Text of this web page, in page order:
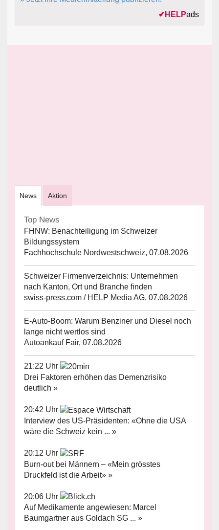
✔ HELPads
News Aktion
Top News
FHNW: Benachteiligung im Schweizer
Bildungssystem
Fachhochschule Nordwestschweiz, 07.08.2026
Schweizer Firmenverzeichnis: Unternehmen
nach Kanton, Ort und Branche finden
swiss-press.com / HELP Media AG, 07.08.2026
E-Auto-Boom: Warum Benziner und Diesel noch
lange nicht wertlos sind
Autoankauf Fair, 07.08.2026
21:22 Uhr
Drei Faktoren erhöhen das Demenzrisiko
deutlich »
20:42 Uhr
Interview des US-Präsidenten: «Ohne die USA
wäre die Schweiz kein ... »
20:12 Uhr
Burn-out bei Männern – «Mein grösstes
Druckfeld ist die Arbeit» »
20:06 Uhr
Auf Medikamente angewiesen: Marcel
Baumgartner aus Goldach SG ... »